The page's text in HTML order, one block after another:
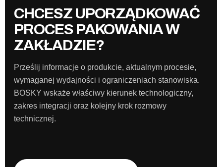
CHCESZ UPORZĄDKOWAĆ
PROCES PAKOWANIA W
ZAKŁADZIE?
Prześlij informacje o produkcie, aktualnym procesie,
wymaganej wydajności i ograniczeniach stanowiska.
BOSKY wskaże właściwy kierunek technologiczny,
zakres integracji oraz kolejny krok rozmowy
technicznej.